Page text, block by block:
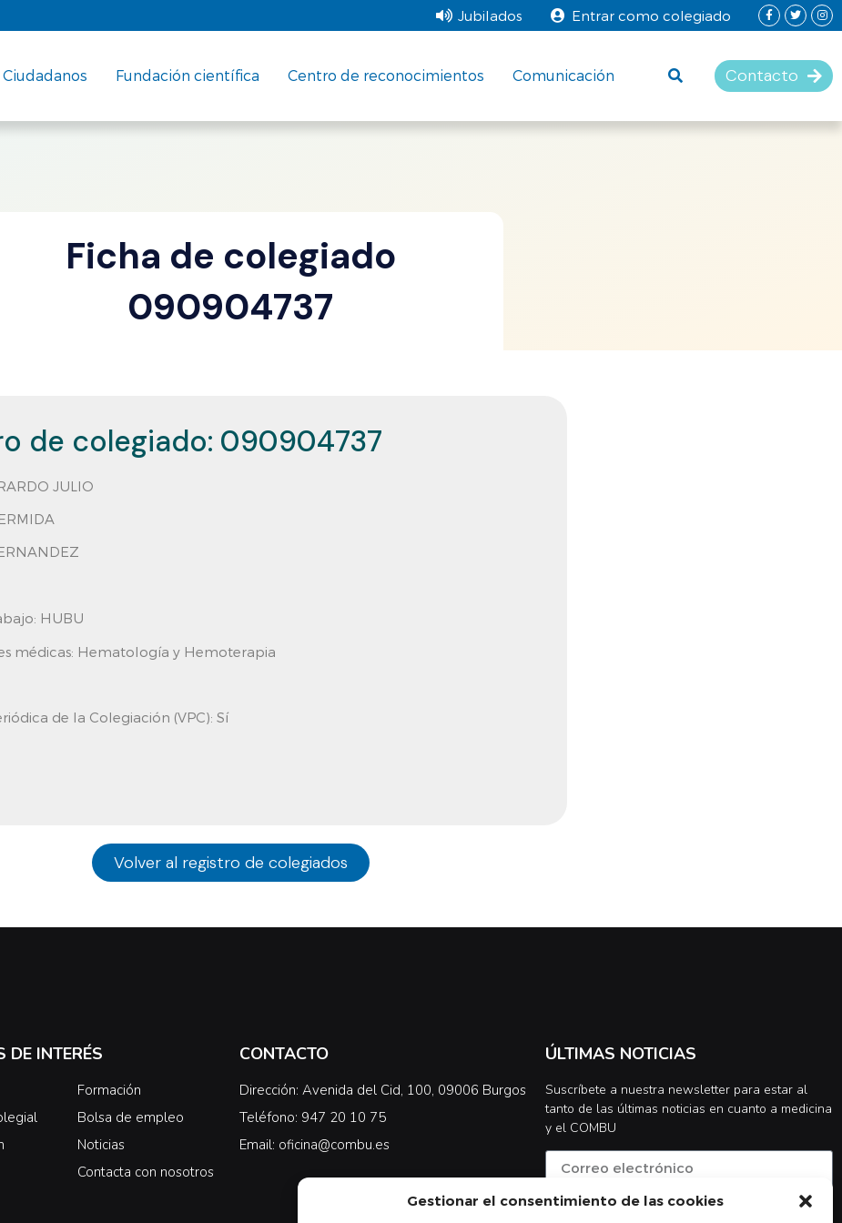
Gestionar el consentimiento de las cookies
Jubilados Entrar como colegiado
Ciudadanos Fundación científica Centro de reconocimientos Comunicación Contacto
Ficha de colegiado
090904737
de colegiado: 090904737
JULIO
HUBU
médicas: Hematología y Hemoterapia
de la Colegiación (VPC): Sí
Volver al registro de colegiados
DE INTERÉS
Formación
Bolsa de empleo
Noticias
Contacta con nosotros
CONTACTO
Dirección: Avenida del Cid, 100, 09006 Burgos
Teléfono: 947 20 10 75
Email: oficina@combu.es
ÚLTIMAS NOTICIAS
Suscríbete a nuestra newsletter para estar al
tanto de las últimas noticias en cuanto a medicina
y el COMBU
Acepto lapolítica de privacidad